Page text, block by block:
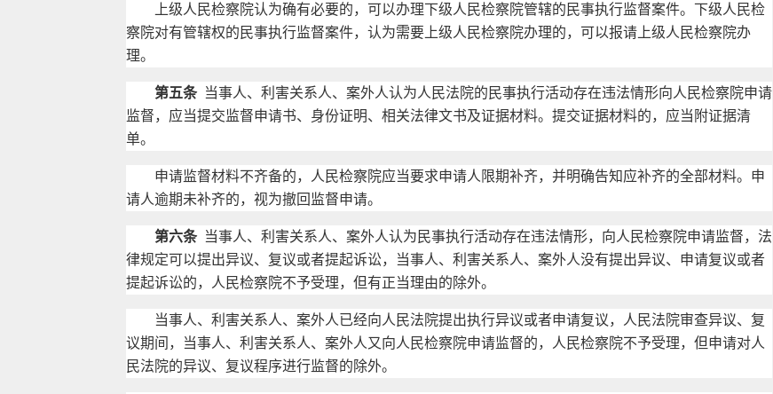
上级人民检察院认为确有必要的，可以办理下级人民检察院管辖的民事执行监督案件。下级人民检
察院对有管辖权的民事执行监督案件，认为需要上级人民检察院办理的，可以报请上级人民检察院办
理。
第五条当事人、利害关系人、案外人认为人民法院的民事执行活动存在违法情形向人民检察院申请
监督，应当提交监督申请书、身份证明、相关法律文书及证据材料。提交证据材料的，应当附证据清
单。
申请监督材料不齐备的，人民检察院应当要求申请人限期补齐，并明确告知应补齐的全部材料。申
请人逾期未补齐的，视为撤回监督申请。
第六条当事人、利害关系人、案外人认为民事执行活动存在违法情形，向人民检察院申请监督，法
律规定可以提出异议、复议或者提起诉讼，当事人、利害关系人、案外人没有提出异议、申请复议或者
提起诉讼的，人民检察院不予受理，但有正当理由的除外。
当事人、利害关系人、案外人已经向人民法院提出执行异议或者申请复议，人民法院审查异议、复
议期间，当事人、利害关系人、案外人又向人民检察院申请监督的，人民检察院不予受理，但申请对人
民法院的异议、复议程序进行监督的除外。